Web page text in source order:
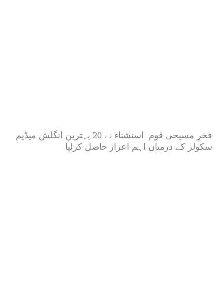
فخرِ مسیحی قوم استشناء نے 20 بہترین انگلش میڈیم
سکولز کے درمیان اہم اعزاز حاصل کرلیا